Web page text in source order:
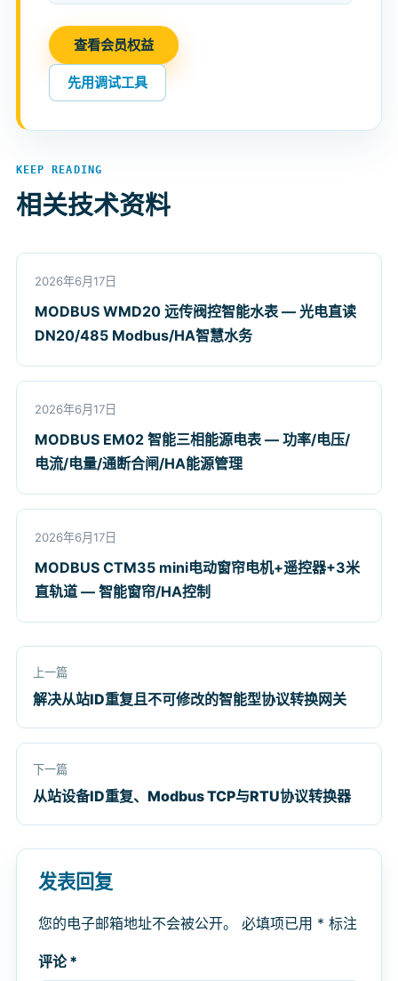
查看会员权益
先用调试工具
KEEP READING
相关技术资料
2026年6月17日
MODBUS WMD20 远传阀控智能水表 — 光电直读
DN20/485 Modbus/HA智慧水务
2026年6月17日
MODBUS EM02 智能三相能源电表 — 功率/电压/
电流/电量/通断合闸/HA能源管理
2026年6月17日
MODBUS CTM35 mini电动窗帘电机+遥控器+3米
直轨道 — 智能窗帘/HA控制
上一篇
解决从站ID重复且不可修改的智能型协议转换网关
下一篇
从站设备ID重复、Modbus TCP与RTU协议转换器
发表回复
您的电子邮箱地址不会被公开。 必填项已用 * 标注
评论*